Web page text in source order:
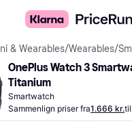
& Wearables/Wearables/
OnePlus Watch 3
Titanium
Smartwatch
Sammenlign priser fra1.666 kr.til